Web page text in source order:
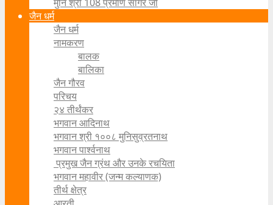
जैन धर्म
जैन धर्म
नामकरण
बालक
बालिका
जैन गौरव
परिचय
२४ तीर्थंकर
भगवान आदिनाथ
भगवान श्री १००८ मुनिसुव्रतनाथ
भगवान पार्श्वनाथ
प्रमुख जैन ग्रंथ और उनके रचयिता
भगवान महावीर (जन्म कल्याणक)
तीर्थ क्षेत्र